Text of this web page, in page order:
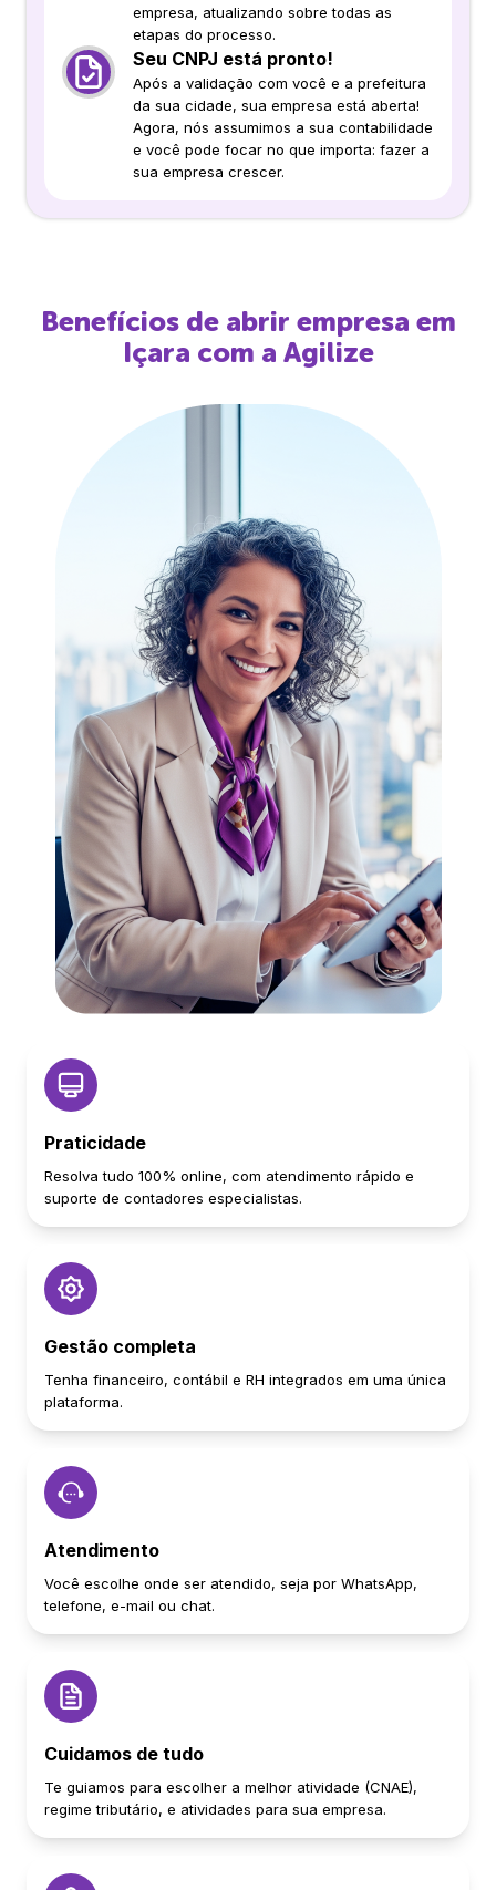
empresa, atualizando sobre todas as
etapas do processo.
Seu CNPJ está pronto!
Após a validação com você e a prefeitura
da sua cidade, sua empresa está aberta!
Agora, nós assumimos a sua contabilidade
e você pode focar no que importa: fazer a
sua empresa crescer.
Benefícios de abrir empresa em
Içara com a Agilize
Praticidade
Resolva tudo 100% online, com atendimento rápido e
suporte de contadores especialistas.
Gestão completa
Tenha financeiro, contábil e RH integrados em uma única
plataforma.
Atendimento
Você escolhe onde ser atendido, seja por WhatsApp,
telefone, e-mail ou chat.
Cuidamos de tudo
Te guiamos para escolher a melhor atividade (CNAE),
regime tributário, e atividades para sua empresa.